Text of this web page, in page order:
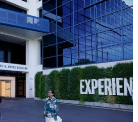
#Thành phố du lịch
Italy